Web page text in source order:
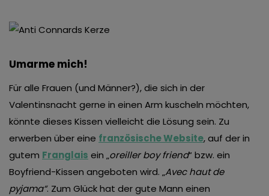
Umarme mich!
Für alle Frauen (und Männer?), die sich in der
Valentinsnacht gerne in einen Arm kuscheln möchten,
könnte dieses Kissen vielleicht die Lösung sein. Zu
erwerben über eine französische Website, auf der in
gutem Franglais ein „oreiller boy friend“ bzw. ein
Boyfriend-Kissen angeboten wird. „Avec haut de
pyjama“. Zum Glück hat der gute Mann einen